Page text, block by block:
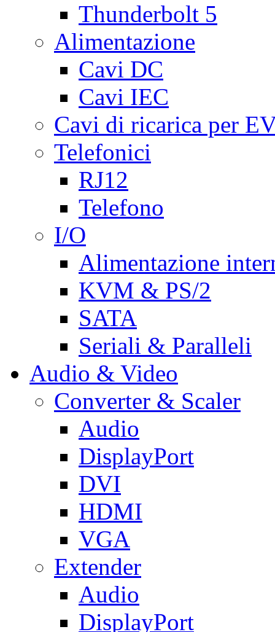
Thunderbolt 5
Alimentazione
Cavi DC
Cavi IEC
Cavi di ricarica per
Telefonici
RJ12
Telefono
I/O
Alimentazione
KVM & PS/2
SATA
Seriali & Paralleli
Audio & Video
Converter & Scaler
Audio
DisplayPort
DVI
HDMI
VGA
Extender
Audio
DisplayPort